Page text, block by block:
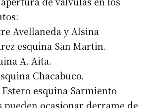
Avellaneda y Alsina
esquina San Martin.
A. Aita.
Chacabuco.
esquina Sarmiento
pueden ocasionar derrame de